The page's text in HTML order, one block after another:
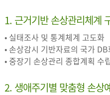
1. 근거기반 손상관리체계
• 실태조사 및 통계체계 고도화
• 손상감시 기반자료의 국가 DB
• 중장기 손상관리 종합계획 수
2. 생애주기별 맞춤형 손상